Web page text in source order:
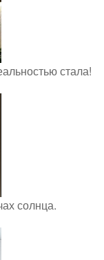
стала!
солнца.